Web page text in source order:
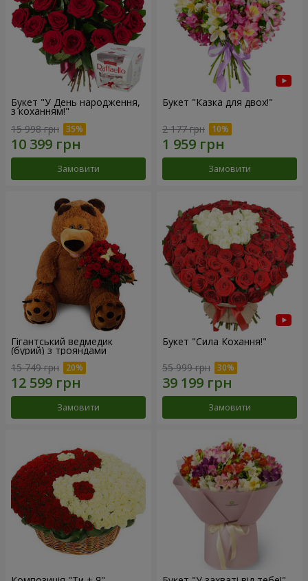
Букет "У День народження,
з коханням!"
15 998 грн
Замовити
Букет "Казка для двох!"
2 177 грн
Замовити
Гігантський ведмедик
(бурий) з трояндами
15 749 грн
Замовити
Букет "Сила Кохання!"
55 999 грн
Замовити